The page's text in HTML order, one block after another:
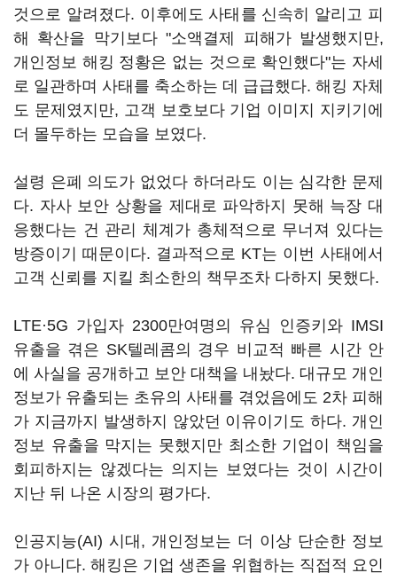
것으로 알려졌다. 이후에도 사태를 신속히 알리고 피
해 확산을 막기보다 "소액결제 피해가 발생했지만,
개인정보 해킹 정황은 없는 것으로 확인했다"는 자세
로 일관하며 사태를 축소하는 데 급급했다. 해킹 자체
도 문제였지만, 고객 보호보다 기업 이미지 지키기에
더 몰두하는 모습을 보였다.
설령 은폐 의도가 없었다 하더라도 이는 심각한 문제
다. 자사 보안 상황을 제대로 파악하지 못해 늑장 대
응했다는 건 관리 체계가 총체적으로 무너져 있다는
방증이기 때문이다. 결과적으로 KT는 이번 사태에서
고객 신뢰를 지킬 최소한의 책무조차 다하지 못했다.
LTE·5G 가입자 2300만여명의 유심 인증키와 IMSI
유출을 겪은 SK텔레콤의 경우 비교적 빠른 시간 안
에 사실을 공개하고 보안 대책을 내놨다. 대규모 개인
정보가 유출되는 초유의 사태를 겪었음에도 2차 피해
가 지금까지 발생하지 않았던 이유이기도 하다. 개인
정보 유출을 막지는 못했지만 최소한 기업이 책임을
회피하지는 않겠다는 의지는 보였다는 것이 시간이
지난 뒤 나온 시장의 평가다.
인공지능(AI) 시대, 개인정보는 더 이상 단순한 정보
가 아니다. 해킹은 기업 생존을 위협하는 직접적 요인